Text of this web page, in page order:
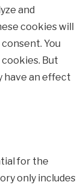
and
cookies will
You
But
have an effect
for the
only includes